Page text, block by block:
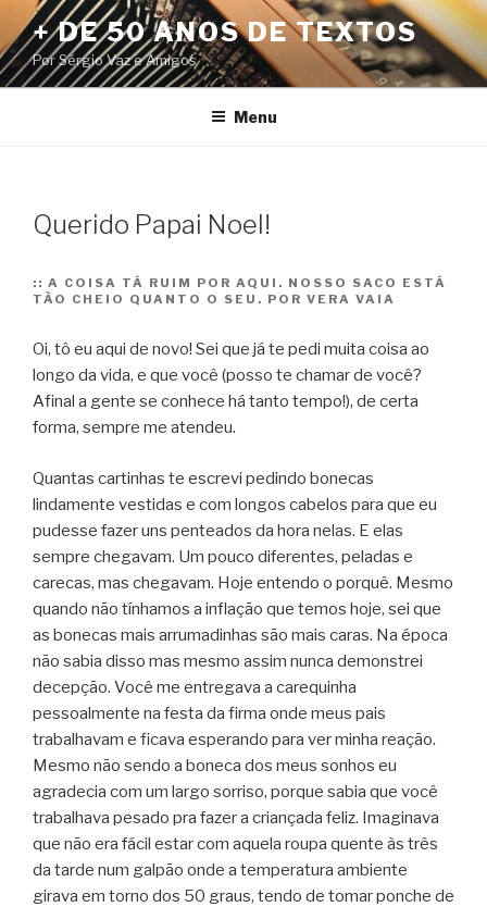
Pular
para
o
conteúdo
+ DE 50 ANOS DE TEXTOS
Por Sérgio Vaz e Amigos
Menu
Querido Papai Noel!
:: A COISA TÁ RUIM POR AQUI. NOSSO SACO ESTÁ
TÃO CHEIO QUANTO O SEU. POR VERA VAIA
Oi, tô eu aqui de novo! Sei que já te pedi muita coisa ao
longo da vida, e que você (posso te chamar de você?
Afinal a gente se conhece há tanto tempo!), de certa
forma, sempre me atendeu.
Quantas cartinhas te escrevi pedindo bonecas
lindamente vestidas e com longos cabelos para que eu
pudesse fazer uns penteados da hora nelas. E elas
sempre chegavam. Um pouco diferentes, peladas e
carecas, mas chegavam. Hoje entendo o porquê. Mesmo
quando não tínhamos a inflação que temos hoje, sei que
as bonecas mais arrumadinhas são mais caras. Na época
não sabia disso mas mesmo assim nunca demonstrei
decepção. Você me entregava a carequinha
pessoalmente na festa da firma onde meus pais
trabalhavam e ficava esperando para ver minha reação.
Mesmo não sendo a boneca dos meus sonhos eu
agradecia com um largo sorriso, porque sabia que você
trabalhava pesado pra fazer a criançada feliz. Imaginava
que não era fácil estar com aquela roupa quente às três
da tarde num galpão onde a temperatura ambiente
girava em torno dos 50 graus, tendo de tomar ponche de